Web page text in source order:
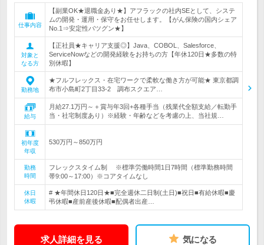
仕事内容
【副業OK★退職金あり★】アフラックの社内SEとして、システ
ムの開発・運用・保守をお任せします。【がん保険の国内シェア
No.1⇒安定性バツグン★】
対象と
なる方
【正社員★キャリア支援◎】Java、COBOL、Salesforce、
ServiceNowなどの開発経験をお持ちの方【年休120日★多数の特
別休暇】
勤務地
★フルフレックス・在宅ワークで柔軟な働き方が可能★ 東京都調
布市小島町2丁目33-2 調布スクエア…
給与
月給27.1万円～＋賞与年3回+各種手当（残業代全額支給／転勤手
当・社宅制度あり）※経験・年齢などを考慮の上、当社規…
初年度
年収
530万円～850万円
勤務
時間
フレックスタイム制 ※標準労働時間1日7時間（標準勤務時間
帯9:00～17:00）※コアタイムなし
休日
休暇
# ★年間休日120日★■完全週休二日制(土日)■祝日■有給休暇■慶
弔休暇■産前産後休暇■配偶者出産…
求人詳細を見る 気になる